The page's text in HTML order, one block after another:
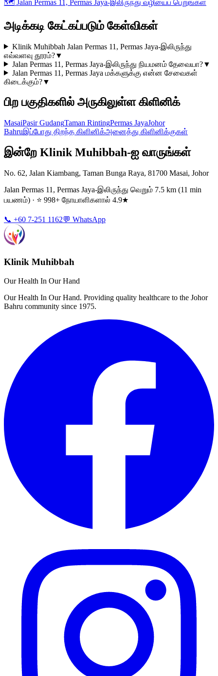
🗺️ Jalan Permas 11, Permas Jaya-இலிருந்து வழியைப் பெறுங்கள்
அடிக்கடி கேட்கப்படும் கேள்விகள்
Klinik Muhibbah Jalan Permas 11, Permas Jaya-இலிருந்து
எவ்வளவு தூரம்?▼
Jalan Permas 11, Permas Jaya-இலிருந்து நியமனம் தேவையா?▼
Jalan Permas 11, Permas Jaya மக்களுக்கு என்ன சேவைகள்
கிடைக்கும்?▼
பிற பகுதிகளில் அருகிலுள்ள கிளினிக்
MasaiPasir GudangTaman RintingPermas JayaJohor
Bahruஇப்போது திறந்த கிளினிக்அனைத்து கிளினிக்குகள்
இன்றே Klinik Muhibbah-ஐ வாருங்கள்
No. 62, Jalan Kiambang, Taman Bunga Raya, 81700 Masai, Johor
Jalan Permas 11, Permas Jaya-இலிருந்து வெறும் 7.5 km (11 min
பயணம்) · ⭐ 998+ நோயாளிகளால் 4.9★
📞 +60 7-251 1162💬 WhatsApp
Klinik Muhibbah
Our Health In Our Hand
Our Health In Our Hand. Providing quality healthcare to the Johor
Bahru community since 1975.